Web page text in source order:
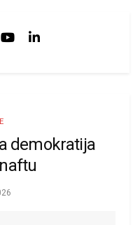
demokratija